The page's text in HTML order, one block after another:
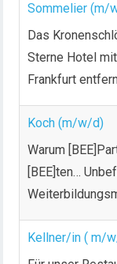
Sommelier (m/
Das
Sterne Hotel
Frankfurt
Koch (m/w/d)
Warum
[BEE]ten…
Kellner/in ( m/